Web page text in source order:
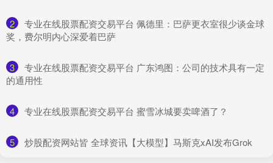
2
​专业在线股票配资交易平台 佩德里：巴萨更衣室很少谈金球
奖，费尔明内心深爱着巴萨
3
​专业在线股票配资交易平台 广东鸿图：公司的技术具有一定
的通用性
4 ​专业在线股票配资交易平台 蜜雪冰城要卖啤酒了？
5 ​炒股配资网站皆 全球资讯【大模型】马斯克xAI发布Grok